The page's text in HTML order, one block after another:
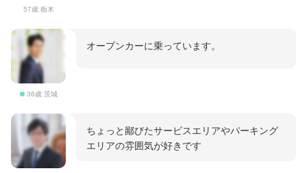
57歳 栃木
36歳 茨城
オープンカーに乗っています。
ちょっと鄙びたサービスエリアやパーキング
エリアの雰囲気が好きです